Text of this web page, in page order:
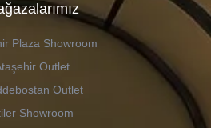
Plaza Showroom
Outlet
Outlet
Showroom